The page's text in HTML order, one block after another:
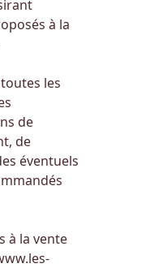
à la
les
de
de
éventuels
à la vente